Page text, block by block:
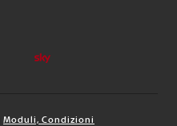
Moduli, Condizioni